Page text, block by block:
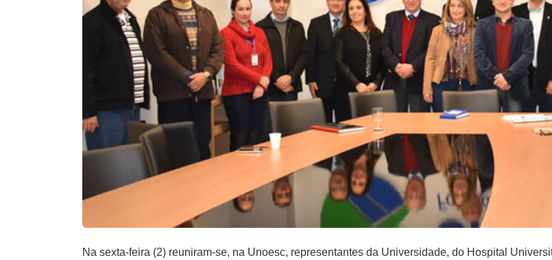
Na sexta-feira (2) reuniram-se, na Unoesc, representantes da Universidade, do Hospital